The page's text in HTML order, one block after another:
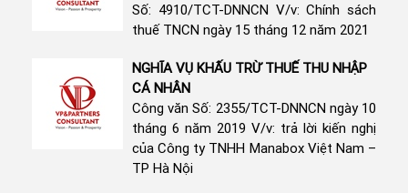
Số: 4910/TCT-DNNCN V/v: Chính sách
thuế TNCN ngày 15 tháng 12 năm 2021
NGHĨA VỤ KHẤU TRỪ THUẾ THU NHẬP
CÁ NHÂN
Công văn Số: 2355/TCT-DNNCN ngày 10
tháng 6 năm 2019 V/v: trả lời kiến nghị
của Công ty TNHH Manabox Việt Nam –
TP Hà Nội